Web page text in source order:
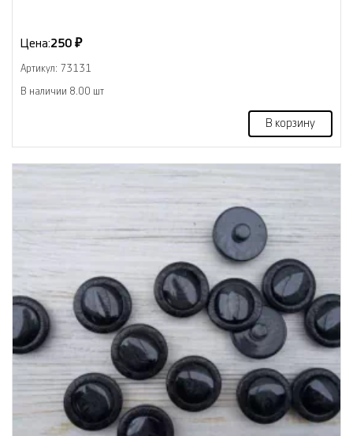
Цена:250 ₽
Артикул: 73131
В наличии 8.00 шт
В корзину